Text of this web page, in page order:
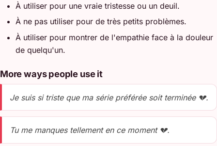
À utiliser pour une vraie tristesse ou un deuil.
À ne pas utiliser pour de très petits problèmes.
À utiliser pour montrer de l'empathie face à la douleur
de quelqu'un.
More ways people use it
Je suis si triste que ma série préférée soit terminée 💔.
Tu me manques tellement en ce moment 💔.